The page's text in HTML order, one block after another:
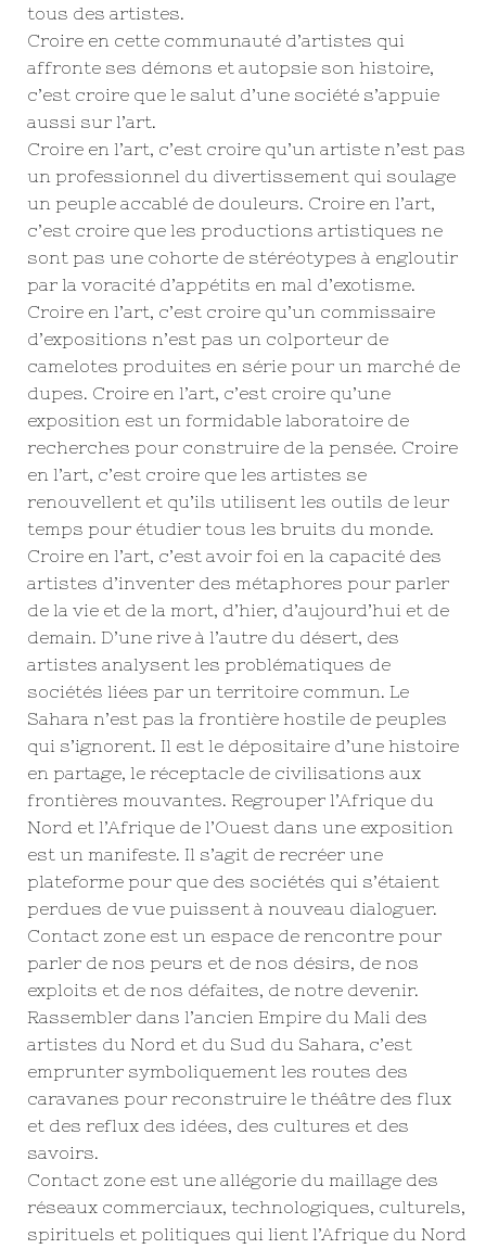
tous des artistes.
Croire en cette communauté d’artistes qui
affronte ses démons et autopsie son histoire,
c’est croire que le salut d’une société s’appuie
aussi sur l’art.
Croire en l’art, c’est croire qu’un artiste n’est pas
un professionnel du divertissement qui soulage
un peuple accablé de douleurs. Croire en l’art,
c’est croire que les productions artistiques ne
sont pas une cohorte de stéréotypes à engloutir
par la voracité d’appétits en mal d’exotisme.
Croire en l’art, c’est croire qu’un commissaire
d’expositions n’est pas un colporteur de
camelotes produites en série pour un marché de
dupes. Croire en l’art, c’est croire qu’une
exposition est un formidable laboratoire de
recherches pour construire de la pensée. Croire
en l’art, c’est croire que les artistes se
renouvellent et qu’ils utilisent les outils de leur
temps pour étudier tous les bruits du monde.
Croire en l’art, c’est avoir foi en la capacité des
artistes d’inventer des métaphores pour parler
de la vie et de la mort, d’hier, d’aujourd’hui et de
demain. D’une rive à l’autre du désert, des
artistes analysent les problématiques de
sociétés liées par un territoire commun. Le
Sahara n’est pas la frontière hostile de peuples
qui s’ignorent. Il est le dépositaire d’une histoire
en partage, le réceptacle de civilisations aux
frontières mouvantes. Regrouper l’Afrique du
Nord et l’Afrique de l’Ouest dans une exposition
est un manifeste. Il s’agit de recréer une
plateforme pour que des sociétés qui s’étaient
perdues de vue puissent à nouveau dialoguer.
Contact zone est un espace de rencontre pour
parler de nos peurs et de nos désirs, de nos
exploits et de nos défaites, de notre devenir.
Rassembler dans l’ancien Empire du Mali des
artistes du Nord et du Sud du Sahara, c’est
emprunter symboliquement les routes des
caravanes pour reconstruire le théâtre des flux
et des reflux des idées, des cultures et des
savoirs.
Contact zone est une allégorie du maillage des
réseaux commerciaux, technologiques, culturels,
spirituels et politiques qui lient l’Afrique du Nord